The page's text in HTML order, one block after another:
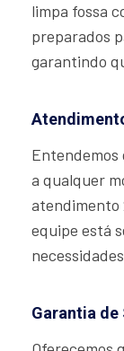
limpa fossa
preparados
garantindo
Entendemos
a qualquer
atendimento
equipe está
Garantia de